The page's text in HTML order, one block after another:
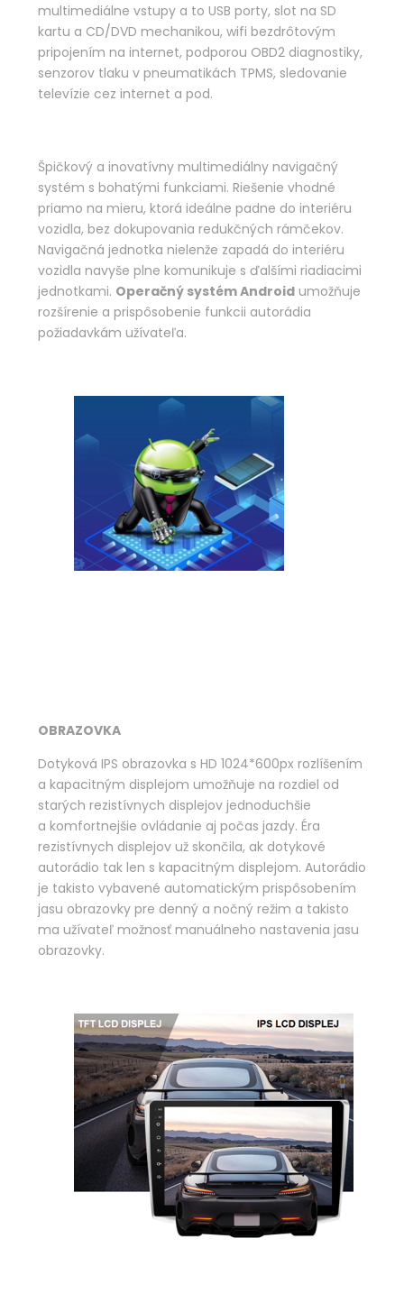
multimediálne vstupy a to USB porty, slot na SD
kartu a CD/DVD mechanikou, wifi bezdrôtovým
pripojením na internet, podporou OBD2 diagnostiky,
senzorov tlaku v pneumatikách TPMS, sledovanie
televízie cez internet a pod.
Špičkový a inovatívny multimediálny navigačný
systém s bohatými funkciami. Riešenie vhodné
priamo na mieru, ktorá ideálne padne do interiéru
vozidla, bez dokupovania redukčných rámčekov.
Navigačná jednotka nielenže zapadá do interiéru
vozidla navyše plne komunikuje s ďalšími riadiacimi
jednotkami. Operačný systém Android umožňuje
rozšírenie a prispôsobenie funkcii autorádia
požiadavkám užívateľa.
OBRAZOVKA
Dotyková IPS obrazovka s HD 1024*600px rozlíšením
a kapacitným displejom umožňuje na rozdiel od
starých rezistívnych displejov jednoduchšie
a komfortnejšie ovládanie aj počas jazdy. Éra
rezistívnych displejov už skončila, ak dotykové
autorádio tak len s kapacitným displejom. Autorádio
je takisto vybavené automatickým prispôsobením
jasu obrazovky pre denný a nočný režim a takisto
ma užívateľ možnosť manuálneho nastavenia jasu
obrazovky.